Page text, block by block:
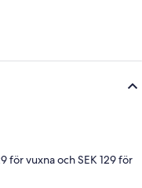
för vuxna och SEK 129 för